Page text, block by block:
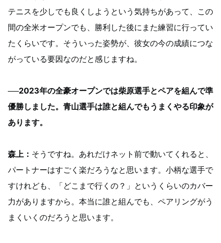
テニスを少しでも良くしようという気持ちがあって、この
間の全米オープンでも、勝利した後にまた練習に行ってい
たくらいです。そういった姿勢が、彼女の今の成績につな
がっている要因なのだと感じますね。
──2023年の全豪オープンでは柴原選手とペアを組んで準
優勝しました。青山選手は誰と組んでもうまくやる印象が
あります。
森上： そうですね。あれだけネット前で動いてくれると、
パートナーはすごく楽だろうなと思います。小柄な選手で
すけれども、「どこまで行くの？」というくらいのカバー
力がありますから。本当に誰と組んでも、ペアリングがう
まくいくのだろうと思います。